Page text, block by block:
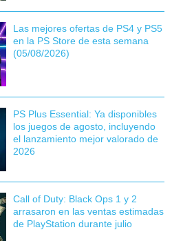
Las mejores ofertas de PS4 y PS5
en la PS Store de esta semana
(05/08/2026)
PS Plus Essential: Ya disponibles
los juegos de agosto, incluyendo
el lanzamiento mejor valorado de
2026
Call of Duty: Black Ops 1 y 2
arrasaron en las ventas estimadas
de PlayStation durante julio